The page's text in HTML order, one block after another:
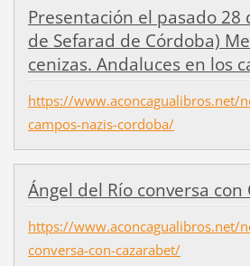
Presentación el pasado 28
de Sefarad de Córdoba)
cenizas. Andaluces en los
https://www.aconcagualibros.net/
campos-nazis-cordoba/
Ángel del Río conversa con
https://www.aconcagualibros.net/
conversa-con-cazarabet/